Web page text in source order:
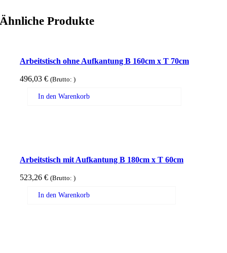
Ähnliche Produkte
Arbeitstisch ohne Aufkantung B 160cm x T 70cm
496,03 € (Brutto: )
In den Warenkorb
Arbeitstisch mit Aufkantung B 180cm x T 60cm
523,26 € (Brutto: )
In den Warenkorb